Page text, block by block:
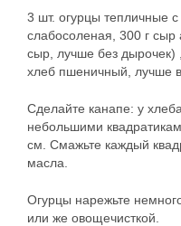
3 шт. огурцы тепличные
слабосоленая, 300 г
сыр, лучше без дырочек)
хлеб пшеничный, лучше
Сделайте канапе: у
небольшими
см. Смажьте каждый
масла.
Огурцы нарежьте
или же овощечисткой.